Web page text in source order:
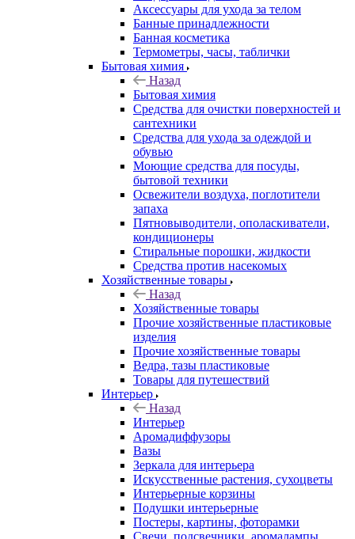
Аксеcсуары для ухода за телом
Банные принадлежности
Банная косметика
Термометры, часы, таблички
Бытовая химия
Назад
Бытовая химия
Средства для очистки поверхностей и
сантехники
Средства для ухода за одеждой и
обувью
Моющие средства для посуды,
бытовой техники
Освежители воздуха, поглотители
запаха
Пятновыводители, ополаскиватели,
кондиционеры
Стиральные порошки, жидкости
Средства против насекомых
Хозяйственные товары
Назад
Хозяйственные товары
Прочие хозяйственные пластиковые
изделия
Прочие хозяйственные товары
Ведра, тазы пластиковые
Товары для путешествий
Интерьер
Назад
Интерьер
Аромадиффузоры
Вазы
Зеркала для интерьера
Искусственные растения, сухоцветы
Интерьерные корзины
Подушки интерьерные
Постеры, картины, фоторамки
Свечи, подсвечники, аромалампы